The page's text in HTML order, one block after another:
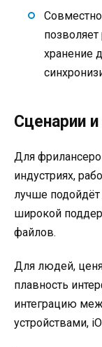
хранение
Сценарии
Для
индустриях,
лучше подойдёт
широкой
файлов.
Для людей,
плавность
интеграцию
устройствами,